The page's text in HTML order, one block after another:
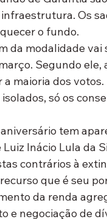
Os
o fundo.
da modalidade
Segundo
maioria dos votos.
só os
tem
Inácio Lula da
contrários à
que é seu
da renda
e negociação de